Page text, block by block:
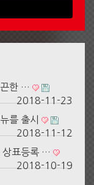
끈한 …
2018-11-23
를 출시
2018-11-12
상표등록 …
2018-10-19